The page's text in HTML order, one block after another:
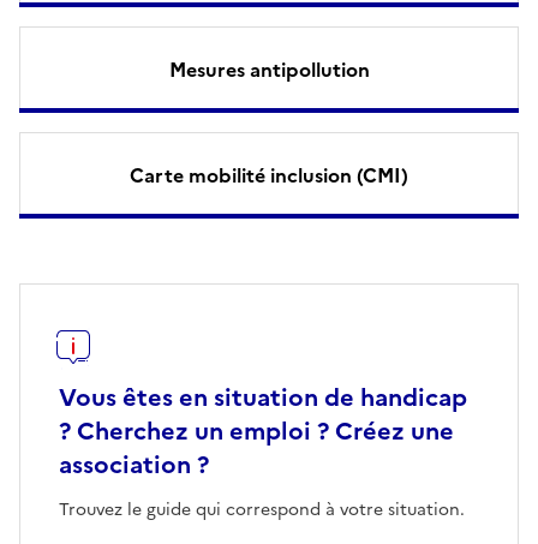
Mesures antipollution
Carte mobilité inclusion (CMI)
Vous êtes en situation de handicap
? Cherchez un emploi ? Créez une
association ?
Trouvez le guide qui correspond à votre situation.